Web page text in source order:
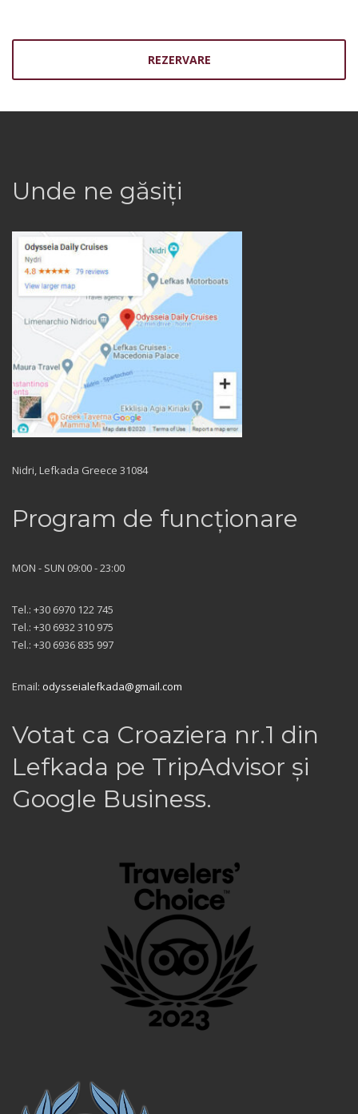
REZERVARE
Unde ne găsiți
Nidri, Lefkada Greece 31084
Program de funcționare
MON - SUN 09:00 - 23:00
Tel.: +30 6970 122 745
Tel.: +30 6932 310 975
Tel.: +30 6936 835 997
Email: odysseialefkada@gmail.com
Votat ca Croaziera nr.1 din
Lefkada pe TripAdvisor și
Google Business.